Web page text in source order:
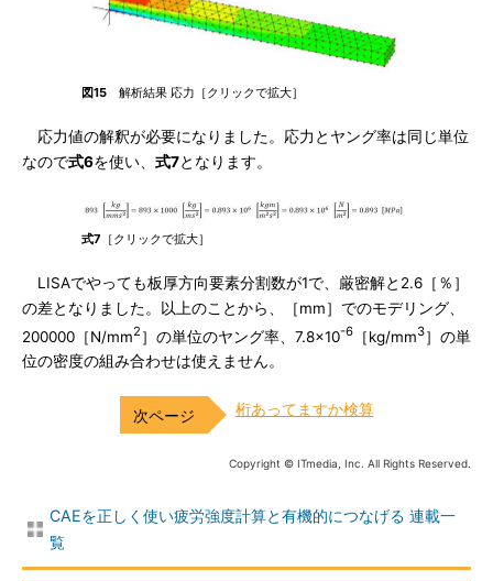
図15 解析結果 応力［クリックで拡大］
応力値の解釈が必要になりました。応力とヤング率は同じ単位
なので式6を使い、 式7となります。
式7 ［クリックで拡大］
LISAでやっても板厚方向要素分割数が1で、厳密解と2.6［％］
の差となりました。以上のことから、［mm］でのモデリング、
200000［N/mm2 ］の単位のヤング率、7.8×10-6 ［kg/mm3］の単
位の密度の組み合わせは使えません。
桁あってますか検算
Copyright © ITmedia, Inc. All Rights Reserved.
CAEを正しく使い疲労強度計算と有機的につなげる 連載一
覧